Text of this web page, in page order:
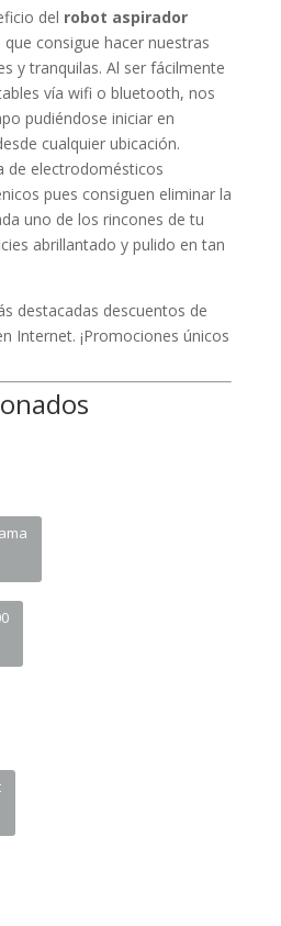
del robot aspirador
consigue hacer nuestras
y tranquilas. Al ser fácilmente
vía wifi o bluetooth, nos
pudiéndose iniciar en
cualquier ubicación.
de electrodomésticos
pues consiguen eliminar la
uno de los rincones de tu
abrillantado y pulido en tan
destacadas descuentos de
Internet. ¡Promociones únicos